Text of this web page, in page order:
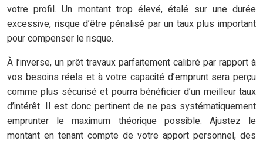
votre profil. Un montant trop élevé, étalé sur une durée
excessive, risque d’être pénalisé par un taux plus important
pour compenser le risque.
À l’inverse, un prêt travaux parfaitement calibré par rapport à
vos besoins réels et à votre capacité d’emprunt sera perçu
comme plus sécurisé et pourra bénéficier d’un meilleur taux
d’intérêt. Il est donc pertinent de ne pas systématiquement
emprunter le maximum théorique possible. Ajustez le
montant en tenant compte de votre apport personnel, des